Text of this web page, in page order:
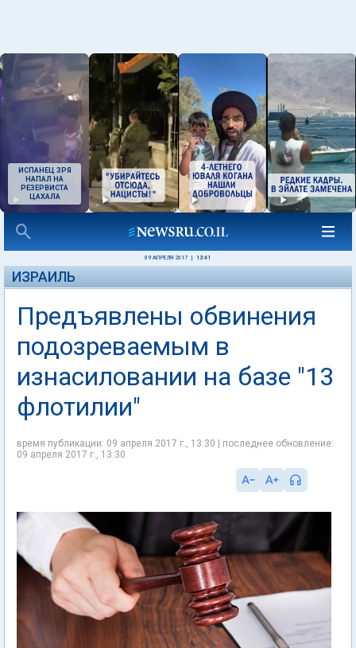
ИСПАНЕЦ ЗРЯ
НАПАЛ НА
РЕЗЕРВИСТА
ЦАХАЛА
09 АПРЕЛЯ 2017 13:41
ИЗРАИЛЬ
Предъявлены обвинения
подозреваемым в
изнасиловании на базе "13
флотилии"
время публикации: 09 апреля 2017 г., 13:30 | последнее обновление:
09 апреля 2017 г., 13:30